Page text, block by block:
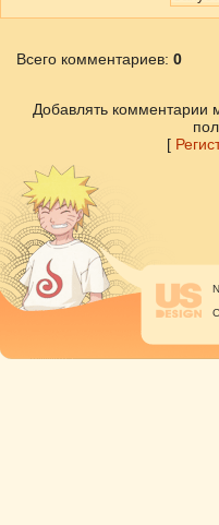
Всего комментариев: 0
Добавлять комментарии
[